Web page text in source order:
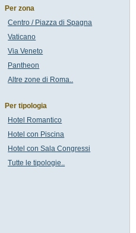
Per zona
Centro / Piazza di Spagna
Vaticano
Via Veneto
Pantheon
Altre zone di Roma..
Per tipologia
Hotel Romantico
Hotel con Piscina
Hotel con Sala Congressi
Tutte le tipologie..